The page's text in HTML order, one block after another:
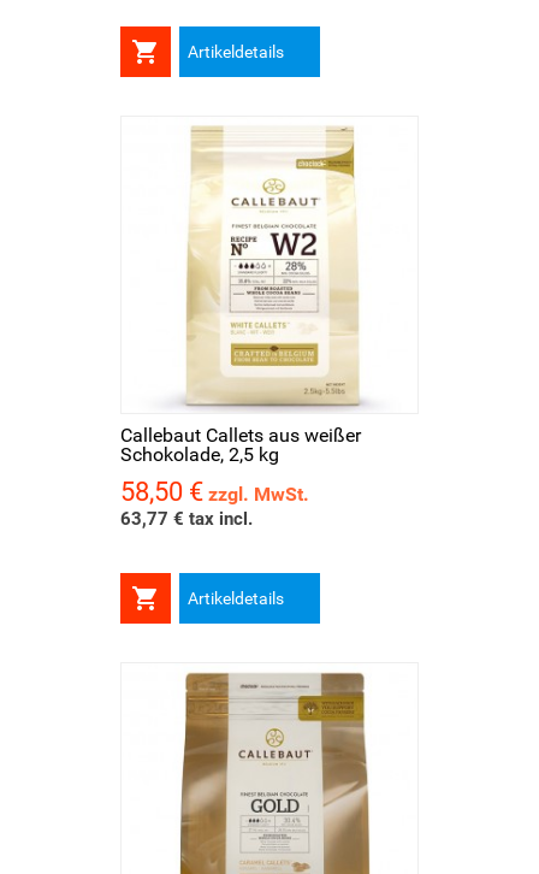
 Artikeldetails
Callebaut Callets aus weißer
Schokolade, 2,5 kg
Preis
58,50 € zzgl. MwSt.
63,77 € tax incl.
 Artikeldetails